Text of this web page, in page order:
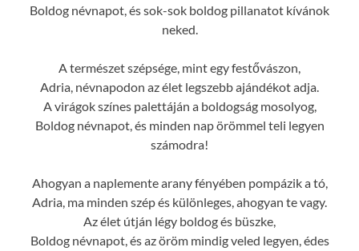
Boldog névnapot, és sok-sok boldog pillanatot kívánok
neked.
A természet szépsége, mint egy festővászon,
Adria, névnapodon az élet legszebb ajándékot adja.
A virágok színes palettáján a boldogság mosolyog,
Boldog névnapot, és minden nap örömmel teli legyen
számodra!
Ahogyan a naplemente arany fényében pompázik a tó,
Adria, ma minden szép és különleges, ahogyan te vagy.
Az élet útján légy boldog és büszke,
Boldog névnapot, és az öröm mindig veled legyen, édes